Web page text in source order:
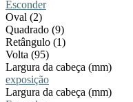
Esconder
Oval (2)
Quadrado (9)
Retângulo (1)
Volta (95)
Largura da cabeça (mm)
exposição
Largura da cabeça (mm)